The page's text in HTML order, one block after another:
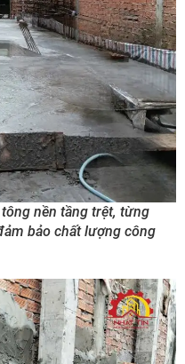
nền tầng trệt, từng
bảo chất lượng công